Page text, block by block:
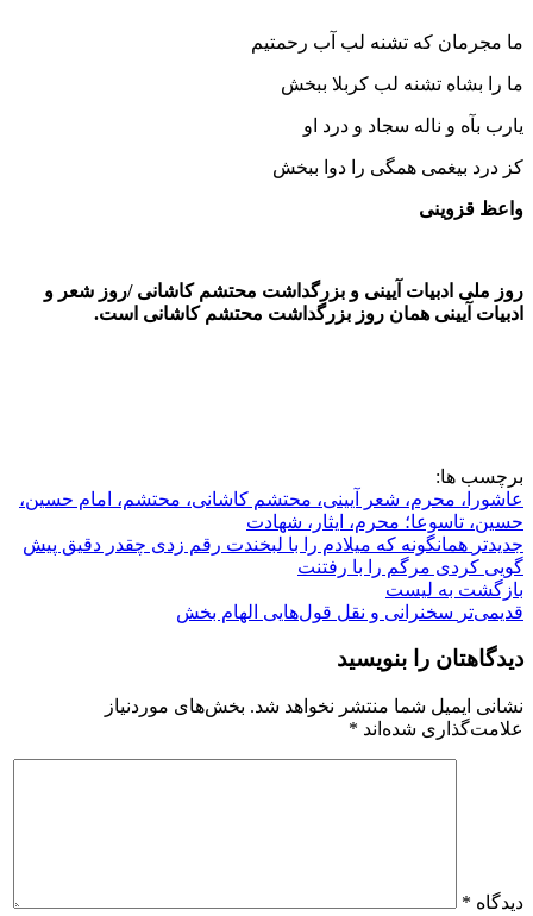
ما مجرمان که تشنه لب آب رحمتیم
ما را بشاه تشنه لب کربلا ببخش
یارب بآه و ناله سجاد و درد او
کز درد بیغمی همگی را دوا ببخش
واعظ قزوینی
روز ملی ادبیات آیینی و بزرگداشت محتشم کاشانی /روز شعر و
ادبیات آیینی همان روز بزرگداشت محتشم کاشانی است.
برچسب ها:
عاشورا، محرم، شعر آیینی، محتشم کاشانی، محتشم، امام حسین،
حسین، تاسوعا؛ محرم، ایثار، شهادت
جدیدتر همانگونه که میلادم را با لبخندت رقم زدی چقدر دقیق پیش
گویی کردی مرگم را با رفتنت
بازگشت بە لیست
قدیمی‌تر سخنرانی و نقل قول‌هایی الهام بخش
دیدگاهتان را بنویسید
نشانی ایمیل شما منتشر نخواهد شد. بخش‌های موردنیاز
علامت‌گذاری شده‌اند *
دیدگاه *